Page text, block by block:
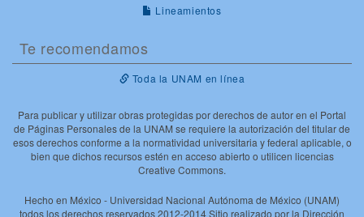
Lineamientos
Te recomendamos
Toda la UNAM en línea
Para publicar y utilizar obras protegidas por derechos de autor en el Portal
de Páginas Personales de la UNAM se requiere la autorización del titular de
esos derechos conforme a la normatividad universitaria y federal aplicable, o
bien que dichos recursos estén en acceso abierto o utilicen licencias
Creative Commons.
Hecho en México - Universidad Nacional Autónoma de México (UNAM)
todos los derechos reservados 2012-2014 Sitio realizado por la Dirección